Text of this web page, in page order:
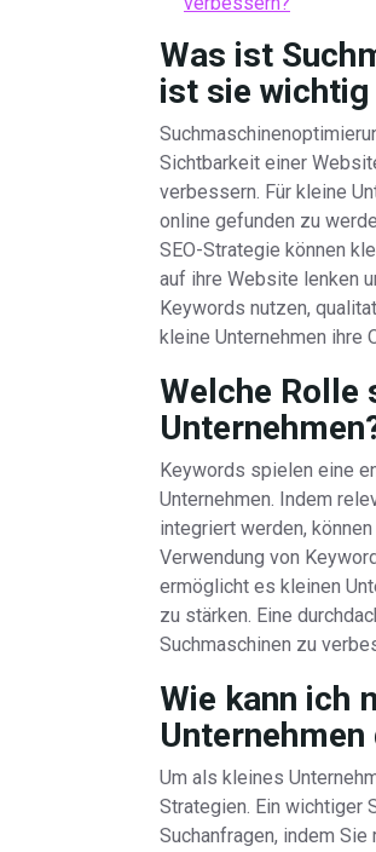
Was ist
ist sie wichtig
Sichtbarkeit einer
verbessern. Für kleine
online gefunden zu
SEO-Strategie können
auf ihre Website lenken
Keywords nutzen,
kleine Unternehmen ihre
Welche Rolle
Keywords spielen eine
Unternehmen. Indem
integriert werden,
Verwendung von
ermöglicht es kleinen
zu stärken. Eine
Suchmaschinen zu
Wie kann ich
Unternehmen
Um als kleines
Strategien. Ein wichtiger
Suchanfragen, indem